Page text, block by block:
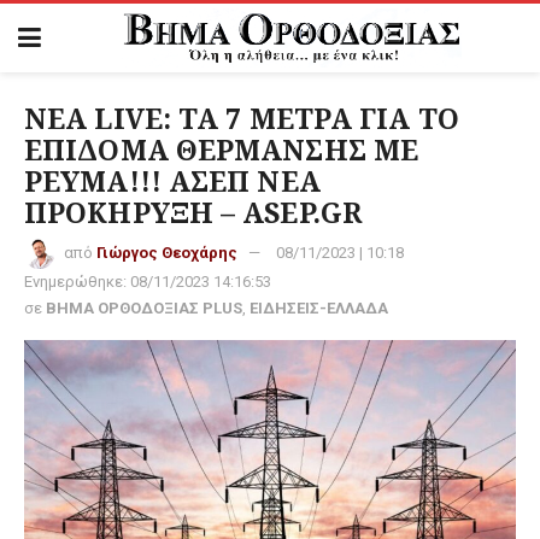
ΝΕΑ LIVE: ΤΑ 7 ΜΕΤΡΑ ΓΙΑ ΤΟ
ΕΠΙΔΟΜΑ ΘΕΡΜΑΝΣΗΣ ΜΕ
ΡΕΥΜΑ!!! ΑΣΕΠ ΝΕΑ
ΠΡΟΚΗΡΥΞΗ – ASEP.GR
από Γιώργος Θεοχάρης
08/11/2023 | 10:18
Ενημερώθηκε: 08/11/2023 14:16:53
σε ΒΗΜΑ ΟΡΘΟΔΟΞΙΑΣ PLUS, ΕΙΔΗΣΕΙΣ-ΕΛΛΑΔΑ